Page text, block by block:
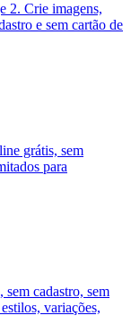
2. Crie imagens,
e sem cartão de
grátis, sem
para
cadastro, sem
variações,